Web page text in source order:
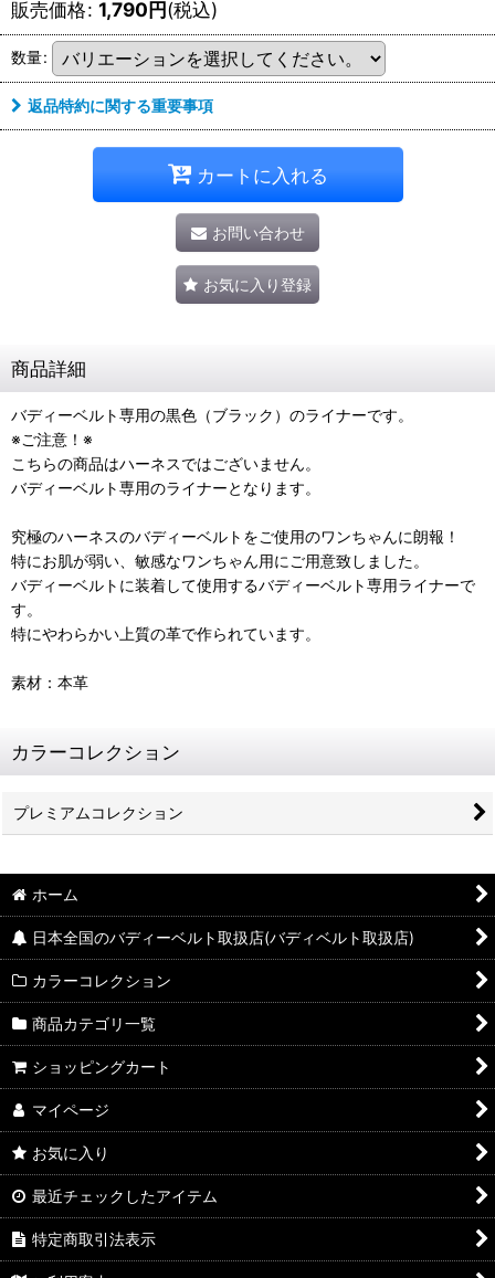
販売価格: 1,790円(税込)
数量:
返品特約に関する重要事項
カートに入れる
お問い合わせ
お気に入り登録
商品詳細
バディーベルト専用の黒色（ブラック）のライナーです。
※ご注意！※
こちらの商品はハーネスではございません。
バディーベルト専用のライナーとなります。
究極のハーネスのバディーベルトをご使用のワンちゃんに朗報！
特にお肌が弱い、敏感なワンちゃん用にご用意致しました。
バディーベルトに装着して使用するバディーベルト専用ライナーで
す。
特にやわらかい上質の革で作られています。
素材：本革
カラーコレクション
プレミアムコレクション
ホーム
日本全国のバディーベルト取扱店(バディベルト取扱店)
カラーコレクション
商品カテゴリ一覧
ショッピングカート
マイページ
お気に入り
最近チェックしたアイテム
特定商取引法表示